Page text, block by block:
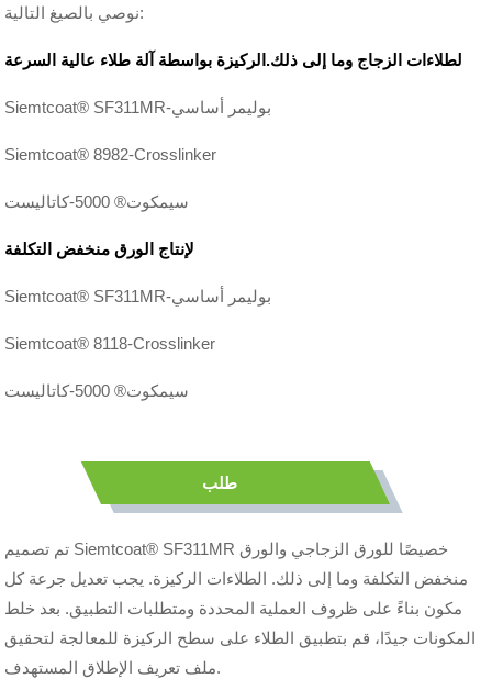
نوصي بالصيغ التالية:
لطلاءات الزجاج وما إلى ذلك.الركيزة بواسطة آلة طلاء عالية السرعة
Siemtcoat® SF311MR-بوليمر أساسي
Siemtcoat® 8982-Crosslinker
سيمكوت® 5000-كاتاليست
لإنتاج الورق منخفض التكلفة
Siemtcoat® SF311MR-بوليمر أساسي
Siemtcoat® 8118-Crosslinker
سيمكوت® 5000-كاتاليست
طلب
تم تصميم Siemtcoat® SF311MR خصيصًا للورق الزجاجي والورق
منخفض التكلفة وما إلى ذلك. الطلاءات الركيزة. يجب تعديل جرعة كل
مكون بناءً على ظروف العملية المحددة ومتطلبات التطبيق. بعد خلط
المكونات جيدًا، قم بتطبيق الطلاء على سطح الركيزة للمعالجة لتحقيق
ملف تعريف الإطلاق المستهدف.